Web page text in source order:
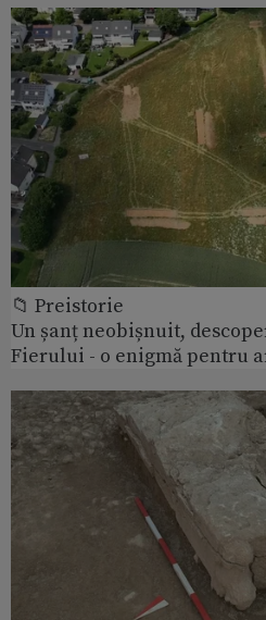
📁 Preistorie
Un șanț neobișnuit,
Fierului - o enigmă pentru